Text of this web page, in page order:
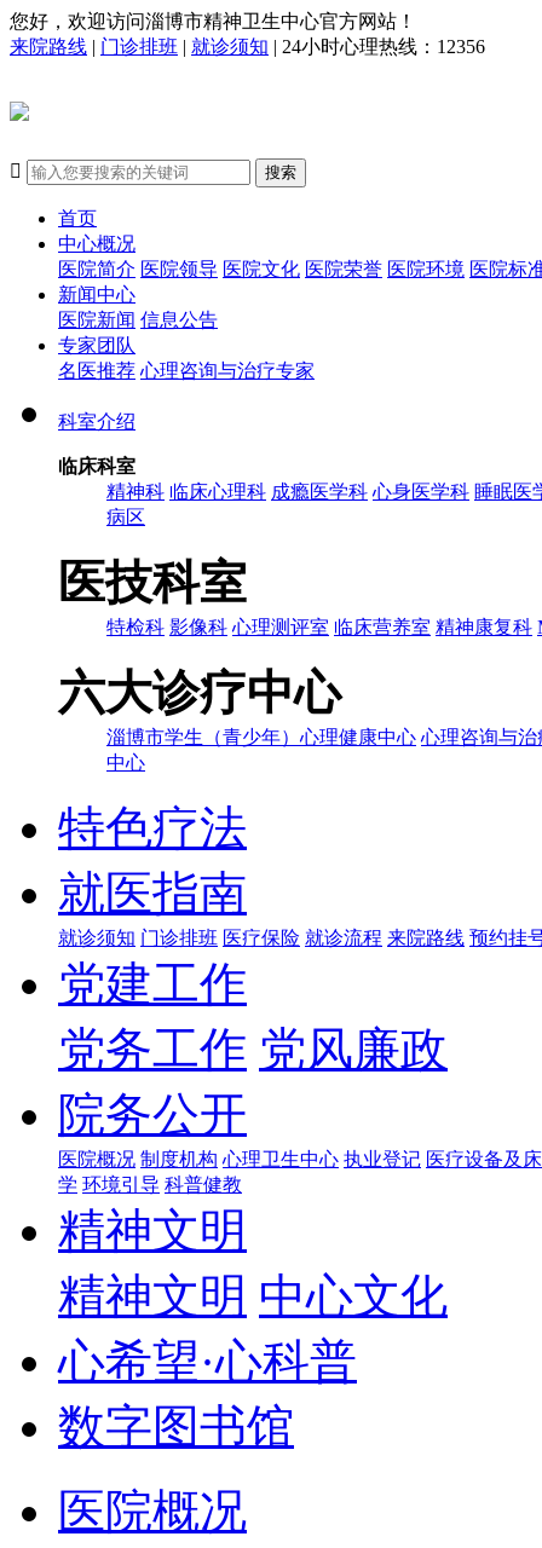
您好，欢迎访问淄博市精神卫生中心官方网站！
来院路线 | 门诊排班 | 就诊须知 | 24小时心理热线：12356
 搜索
首页
中心概况
医院简介 医院领导 医院文化 医院荣誉 医院环境 医院标
新闻中心
医院新闻 信息公告
专家团队
名医推荐 心理咨询与治疗专家
科室介绍
临床科室
精神科 临床心理科 成瘾医学科 心身医学科 睡眠医
病区
医技科室
特检科 影像科 心理测评室 临床营养室 精神康复科
六大诊疗中心
淄博市学生（青少年）心理健康中心 心理咨询与治
中心
特色疗法
就医指南
就诊须知 门诊排班 医疗保险 就诊流程 来院路线 预约挂
党建工作
党务工作 党风廉政
院务公开
医院概况 制度机构 心理卫生中心 执业登记 医疗设备及
学 环境引导 科普健教
精神文明
精神文明 中心文化
心希望·心科普
数字图书馆
医院概况